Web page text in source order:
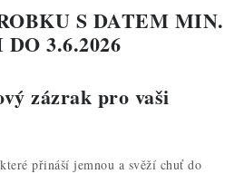
Moje objednávka
údajů
S DATEM MIN.
3.6.2026
zázrak pro vaši
přináší jemnou a svěží chuť do